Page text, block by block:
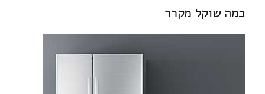
כמה שוקל מקרר